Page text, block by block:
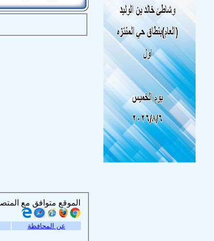
الموقع متوافق مع المتصفحات التالية :
عن المحافظة